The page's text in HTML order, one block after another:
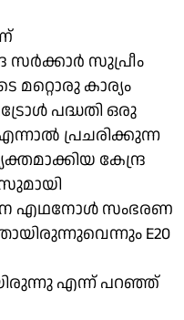
സർക്കാർ സുപ്രീം
മറ്റൊരു കാര്യം
പദ്ധതി ഒരു
പ്രചരിക്കുന്ന
കേന്ദ്ര
എഥനോൾ സംഭരണ
E20
എന്ന് പറഞ്ഞ്